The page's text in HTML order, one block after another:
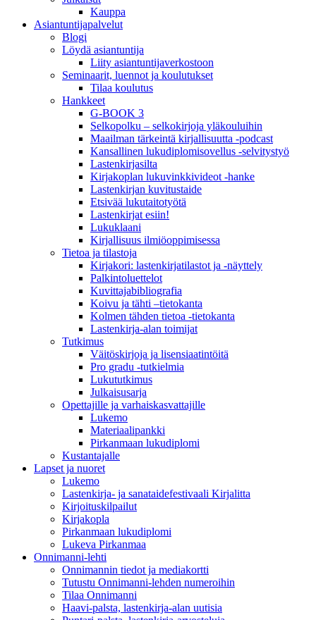
Kauppa
Asiantuntija­palvelut
Blogi
Löydä asiantuntija
Liity asiantuntijaverkostoon
Seminaarit, luennot ja koulutukset
Tilaa koulutus
Hankkeet
G-BOOK 3
Selkopolku – selkokirjoja yläkouluihin
Maailman tärkeintä kirjallisuutta -podcast
Kansallinen lukudiplomisovellus -selvitystyö
Lastenkirjasilta
Kirjakoplan lukuvinkkivideot -hanke
Lastenkirjan kuvitustaide
Etsivää lukutaitotyötä
Lastenkirjat esiin!
Lukuklaani
Kirjallisuus ilmiöoppimisessa
Tietoa ja tilastoja
Kirjakori: lastenkirjatilastot ja -näyttely
Palkintoluettelot
Kuvittaja­bibliografia
Koivu ja tähti –tietokanta
Kolmen tähden tietoa -tietokanta
Lastenkirja-alan toimijat
Tutkimus
Väitöskirjoja ja lisensiaatintöitä
Pro gradu -tutkielmia
Lukututkimus
Julkaisusarja
Opettajille ja varhaiskasvattajille
Lukemo
Materiaalipankki
Pirkanmaan lukudiplomi
Kustantajalle
Lapset ja nuoret
Lukemo
Lastenkirja- ja sanataidefestivaali Kirjalitta
Kirjoituskilpailut
Kirjakopla
Pirkanmaan lukudiplomi
Lukeva Pirkanmaa
Onnimanni-lehti
Onnimannin tiedot ja mediakortti
Tutustu Onnimanni-lehden numeroihin
Tilaa Onnimanni
Haavi-palsta, lastenkirja-alan uutisia